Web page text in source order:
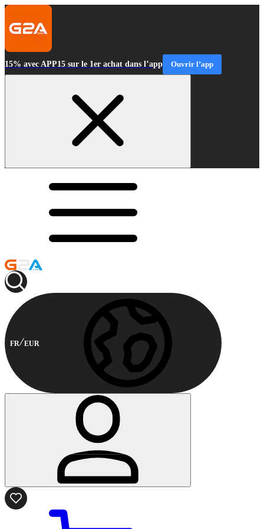
15% avec APP15 sur le 1er achat dans l’app Ouvrir l’app
FR EUR